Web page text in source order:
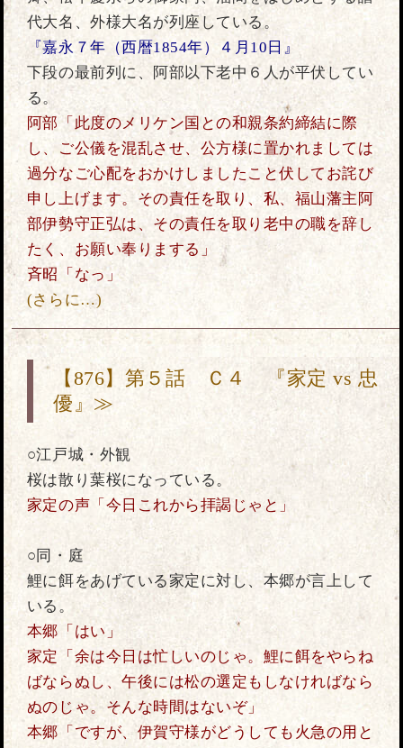
代大名、外様大名が列座している。
『嘉永７年（西暦1854年）４月10日』
下段の最前列に、阿部以下老中６人が平伏してい
る。
阿部「此度のメリケン国との和親条約締結に際
し、ご公儀を混乱させ、公方様に置かれましては
過分なご心配をおかけしましたこと伏してお詫び
申し上げます。その責任を取り、私、福山藩主阿
部伊勢守正弘は、その責任を取り老中の職を辞し
たく、お願い奉りまする」
斉昭「なっ」
(さらに…)
【876】第５話 Ｃ４ 『家定 vs 忠
優』≫
○江戸城・外観
桜は散り葉桜になっている。
家定の声「今日これから拝謁じゃと」
○同・庭
鯉に餌をあげている家定に対し、本郷が言上して
いる。
本郷「はい」
家定「余は今日は忙しいのじゃ。鯉に餌をやらね
ばならぬし、午後には松の選定もしなければなら
ぬのじゃ。そんな時間はないぞ」
本郷「ですが、伊賀守様がどうしても火急の用と